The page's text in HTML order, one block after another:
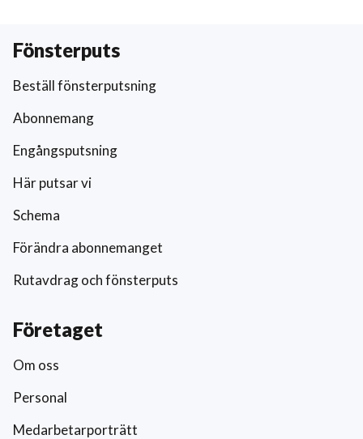
Fönsterputs
Beställ fönsterputsning
Abonnemang
Engångsputsning
Här putsar vi
Schema
Förändra abonnemanget
Rutavdrag och fönsterputs
Företaget
Om oss
Personal
Medarbetarporträtt